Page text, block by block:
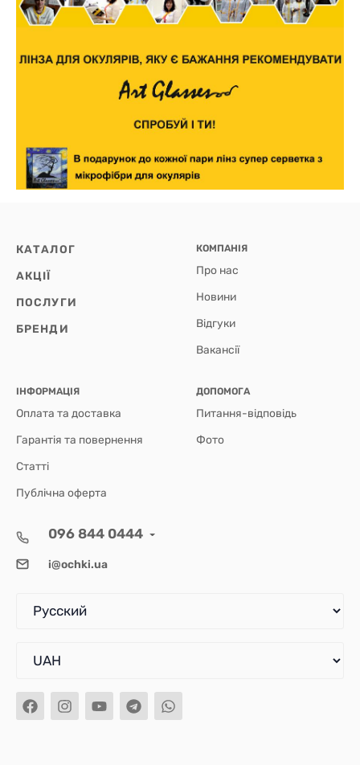
КАТАЛОГ
АКЦІЇ
ПОСЛУГИ
БРЕНДИ
КОМПАНІЯ
Про нас
Новини
Відгуки
Вакансії
ІНФОРМАЦІЯ
Оплата та доставка
Гарантія та повернення
Статті
Публічна оферта
ДОПОМОГА
Питання-відповідь
Фото
096 844 0444
i@ochki.ua